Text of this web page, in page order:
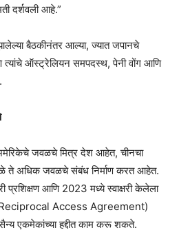
दर्शवली आहे.”
झालेल्या बैठकीनंतर आल्या, ज्यात जपानचे
त्यांचे ऑस्ट्रेलियन समपदस्थ, पेनी वोंग आणि
जवळचे मित्र देश आहेत, चीनचा
ते अधिक जवळचे संबंध निर्माण करत आहेत.
प्रशिक्षण आणि 2023 मध्ये स्वाक्षरी केलेला
(Reciprocal Access Agreement)
एकमेकांच्या हद्दीत काम करू शकते.